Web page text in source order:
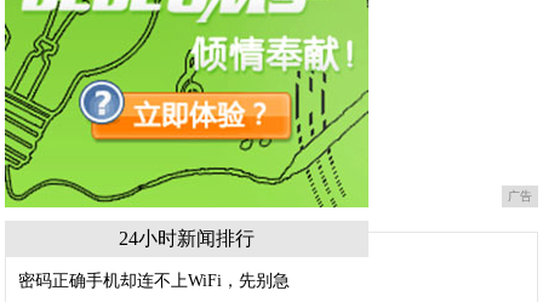
广告
24小时新闻排行
密码正确手机却连不上WiFi，先别急